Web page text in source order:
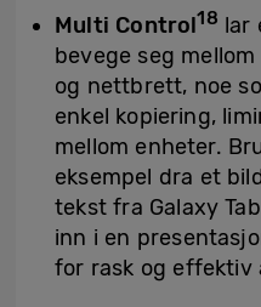
Multi Control18 lar
bevege seg
og nettbrett, noe
enkel kopiering,
mellom enheter.
eksempel dra et
tekst fra Galaxy
inn i en
for rask og effektiv